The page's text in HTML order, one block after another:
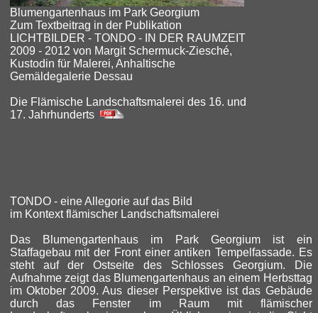
Blumengartenhaus im Park Georgium
Zum Textbeitrag in der Publikation
LICHTBILDER - TONDO - IN DER RAUMZEIT
2009 - 2012 von Margit Schermuck-Ziesché,
Kustodin für Malerei, Anhaltische
Gemäldegalerie Dessau
Die Flämische Landschaftsmalerei des 16. und
17. Jahrhunderts
TONDO - eine Allegorie auf das Bild
im Kontext flämischer Landschaftsmalerei
Das Blumengartenhaus im Park Georgium ist ein
Staffagebau mit der Front einer antiken Tempelfassade. Es
steht auf der Ostseite des Schlosses Georgium. Die
Aufnahme zeigt das Blumengartenhaus an einem Herbsttag
im Oktober 2009. Aus dieser Perspektive ist das Gebäude
durch das Fenster im Raum mit flämischer